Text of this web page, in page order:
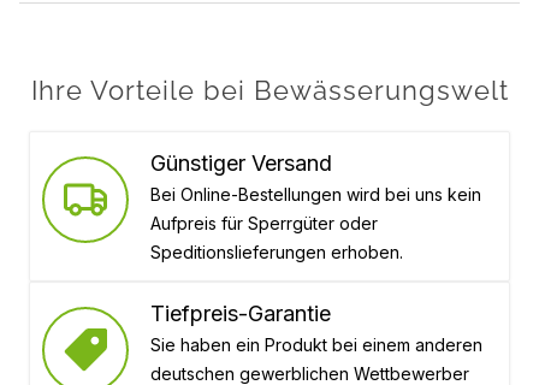
Ihre Vorteile bei Bewässerungswelt
Günstiger Versand
Bei Online-Bestellungen wird bei uns kein
Aufpreis für Sperrgüter oder
Speditionslieferungen erhoben.
Tiefpreis-Garantie
Sie haben ein Produkt bei einem anderen
deutschen gewerblichen Wettbewerber